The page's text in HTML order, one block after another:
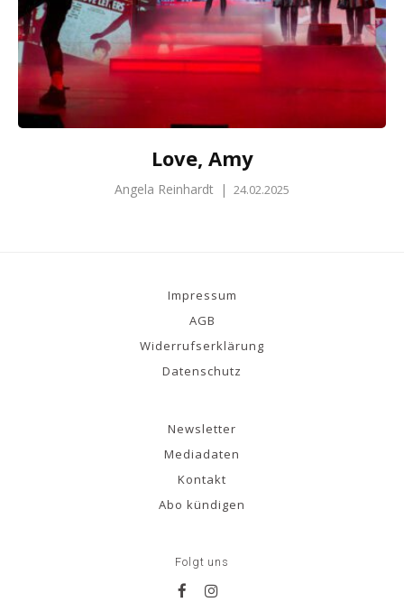
Love, Amy
Angela Reinhardt | 24.02.2025
Impressum
AGB
Widerrufserklärung
Datenschutz
Newsletter
Mediadaten
Kontakt
Abo kündigen
Folgt uns